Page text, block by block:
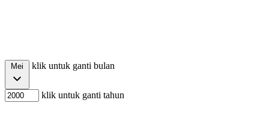
klik untuk ganti bulan
klik untuk ganti tahun